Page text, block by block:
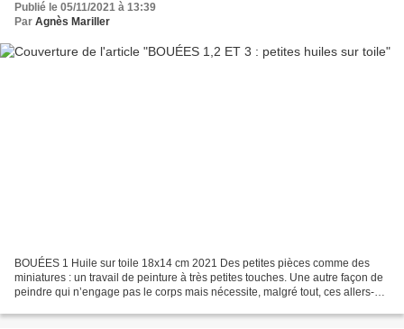
Publié le 05/11/2021 à 13:39
Par Agnès Mariller
BOUÉES 1 Huile sur toile 18x14 cm 2021 Des petites pièces comme des
miniatures : un travail de peinture à très petites touches. Une autre façon de
peindre qui n’engage pas le corps mais nécessite, malgré tout, ces allers-